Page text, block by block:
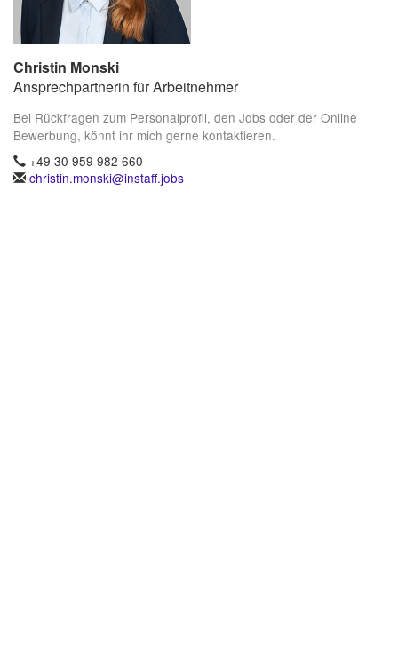
Christin Monski
Ansprechpartnerin für Arbeitnehmer
Bei Rückfragen zum Personalprofil, den Jobs oder der Online
Bewerbung, könnt ihr mich gerne kontaktieren.
+49 30 959 982 660
christin.monski@instaff.jobs